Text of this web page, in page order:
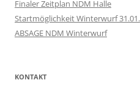
Finaler Zeitplan NDM Halle
Startmöglichkeit Winterwurf 31.01.
ABSAGE NDM Winterwurf
KONTAKT